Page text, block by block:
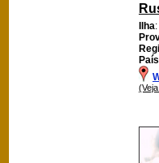
Ilha
País